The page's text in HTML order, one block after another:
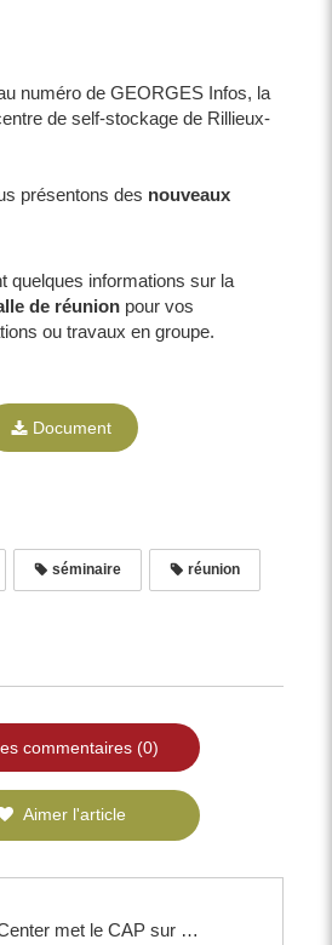
numéro de GEORGES Infos, la
de self-stockage de Rillieux-
présentons des nouveaux
quelques informations sur la
de réunion pour vos
ou travaux en groupe.
Document
séminaire réunion
commentaires (0)
Aimer l'article
Georges Center met le CAP sur 2025 !​